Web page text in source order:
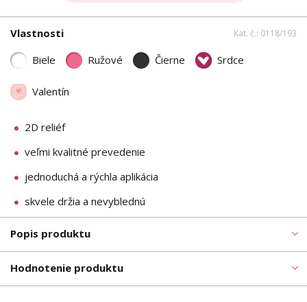
Vlastnosti Kat. č.: 0118/193
Biele Ružové Čierne Srdce
Valentín
2D reliéf
veľmi kvalitné prevedenie
jednoduchá a rýchla aplikácia
skvele držia a nevyblednú
Popis produktu
Hodnotenie produktu